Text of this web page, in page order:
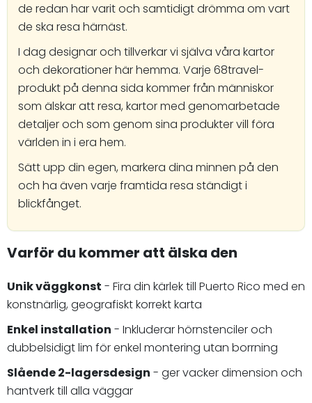
de redan har varit och samtidigt drömma om vart
de ska resa härnäst.
I dag designar och tillverkar vi själva våra kartor
och dekorationer här hemma. Varje 68travel-
produkt på denna sida kommer från människor
som älskar att resa, kartor med genomarbetade
detaljer och som genom sina produkter vill föra
världen in i era hem.
Sätt upp din egen, markera dina minnen på den
och ha även varje framtida resa ständigt i
blickfånget.
Varför du kommer att älska den
Unik väggkonst - Fira din kärlek till Puerto Rico med en
konstnärlig, geografiskt korrekt karta
Enkel installation - Inkluderar hörnstenciler och
dubbelsidigt lim för enkel montering utan borrning
Slående 2-lagersdesign - ger vacker dimension och
hantverk till alla väggar